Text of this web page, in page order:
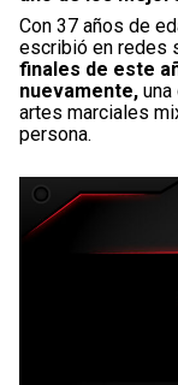
Con 37 años de
escribió en redes
finales de este
nuevamente,
artes marciales
persona.